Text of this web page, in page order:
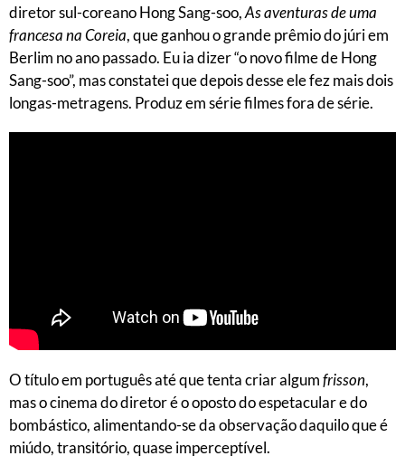
diretor sul-coreano Hong Sang-soo,As aventuras de uma
francesa na Coreia, que ganhou o grande prêmio do júri em
Berlim no ano passado. Eu ia dizer “o novo filme de Hong
Sang-soo”, mas constatei que depois desse ele fez mais dois
longas-metragens. Produz em série filmes fora de série.
O título em português até que tenta criar algumfrisson,
mas o cinema do diretor é o oposto do espetacular e do
bombástico, alimentando-se da observação daquilo que é
miúdo, transitório, quase imperceptível.